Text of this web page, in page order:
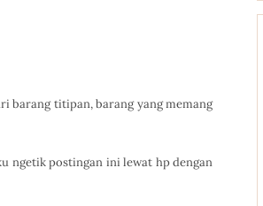
barang titipan, barang yang memang
ngetik postingan ini lewat hp dengan